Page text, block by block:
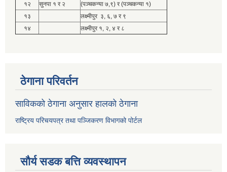
१२
सुनपा १ र २
(पञ्चकन्या ७,९) र (पञ्चकन्या १)
१३
लक्ष्मीपुर ३, ६, ७ र ९
१४
लक्ष्मीपुर १, २, ४ र ८
ठेगाना परिवर्तन
साविकको ठेगाना अनुसार हालको ठेगाना
राष्ट्रिय परिचयपत्र तथा पञ्जिकरण विभागको पोर्टल
सौर्य सडक बत्ति व्यवस्थापन